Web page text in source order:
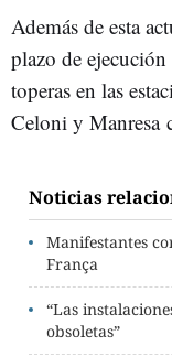
Además de esta
plazo de
toperas en las
Celoni y Manresa
Noticias
Manifestantes
França
“Las
obsoletas”